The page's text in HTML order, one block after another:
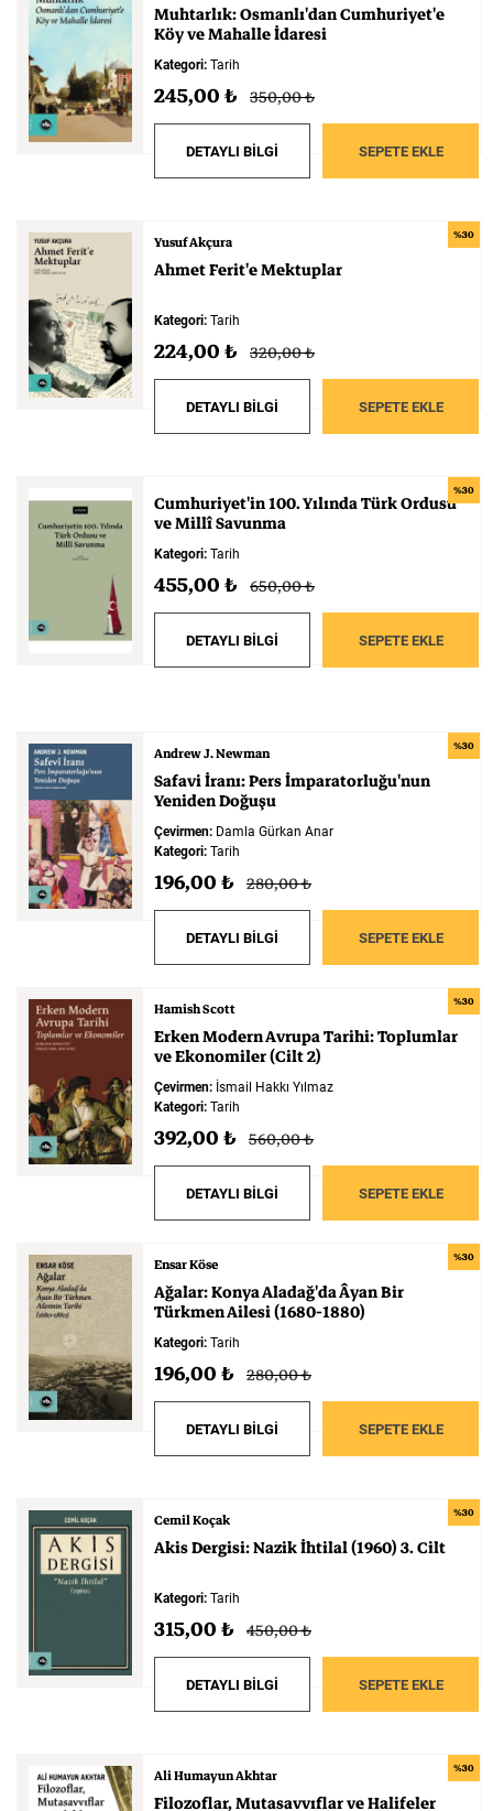
Muhtarlık:Osmanlı'danCumhuriyet'e
KöyveMahalleİdaresi
Kategori: Tarih
245,00 ₺ 350,00 ₺
DETAYLI BİLGİ SEPETE EKLE
%30
Yusuf Akçura
AhmetFerit'eMektuplar
Kategori: Tarih
224,00 ₺ 320,00 ₺
DETAYLI BİLGİ SEPETE EKLE
%30
Cumhuriyet'in100.YılındaTürkOrdusu
veMillîSavunma
Kategori: Tarih
455,00 ₺ 650,00 ₺
DETAYLI BİLGİ SEPETE EKLE
%30
Andrew J. Newman
Safaviİranı:Persİmparatorluğu'nun
YenidenDoğuşu
Çevirmen: Damla Gürkan Anar
Kategori: Tarih
196,00 ₺ 280,00 ₺
DETAYLI BİLGİ SEPETE EKLE
%30
Hamish Scott
ErkenModernAvrupaTarihi:Toplumlar
veEkonomiler(Cilt2)
Çevirmen: İsmail Hakkı Yılmaz
Kategori: Tarih
392,00 ₺ 560,00 ₺
DETAYLI BİLGİ SEPETE EKLE
%30
Ensar Köse
Ağalar:KonyaAladağ'daÂyanBir
TürkmenAilesi(1680-1880)
Kategori: Tarih
196,00 ₺ 280,00 ₺
DETAYLI BİLGİ SEPETE EKLE
%30
Cemil Koçak
AkisDergisi:Nazikİhtilal(1960)3.Cilt
Kategori: Tarih
315,00 ₺ 450,00 ₺
DETAYLI BİLGİ SEPETE EKLE
%30
Ali Humayun Akhtar
Filozoflar,MutasavvıflarveHalifeler